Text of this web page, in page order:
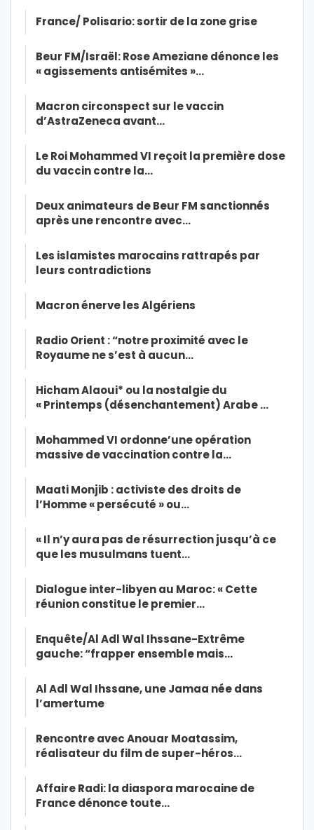
France/ Polisario: sortir de la zone grise
Beur FM/Israël: Rose Ameziane dénonce les
« agissements antisémites »…
Macron circonspect sur le vaccin
d’AstraZeneca avant…
Le Roi Mohammed VI reçoit la première dose
du vaccin contre la…
Deux animateurs de Beur FM sanctionnés
après une rencontre avec…
Les islamistes marocains rattrapés par
leurs contradictions
Macron énerve les Algériens
Radio Orient : “notre proximité avec le
Royaume ne s’est à aucun…
Hicham Alaoui* ou la nostalgie du
« Printemps (désenchantement) Arabe …
Mohammed VI ordonne’une opération
massive de vaccination contre la…
Maati Monjib : activiste des droits de
l’Homme « persécuté » ou…
« Il n’y aura pas de résurrection jusqu’à ce
que les musulmans tuent…
Dialogue inter-libyen au Maroc: « Cette
réunion constitue le premier…
Enquête/Al Adl Wal Ihssane-Extrême
gauche: “frapper ensemble mais…
Al Adl Wal Ihssane, une Jamaa née dans
l’amertume
Rencontre avec Anouar Moatassim,
réalisateur du film de super-héros…
Affaire Radi: la diaspora marocaine de
France dénonce toute…